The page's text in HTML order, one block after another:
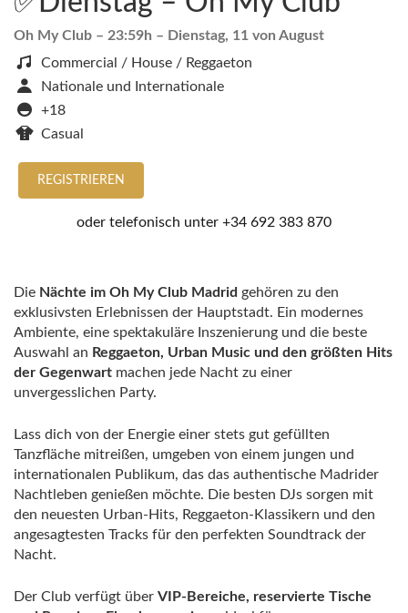
Oh My Club – 23:59h – Dienstag, 11 von August
Commercial / House / Reggaeton
Nationale und Internationale
+18
Casual
REGISTRIEREN
oder telefonisch unter +34 692 383 870
Die Nächte im Oh My Club Madrid gehören zu den
exklusivsten Erlebnissen der Hauptstadt. Ein modernes
Ambiente, eine spektakuläre Inszenierung und die beste
Auswahl an Reggaeton, Urban Music und den größten Hits
der Gegenwart machen jede Nacht zu einer
unvergesslichen Party.
Lass dich von der Energie einer stets gut gefüllten
Tanzfläche mitreißen, umgeben von einem jungen und
internationalen Publikum, das das authentische Madrider
Nachtleben genießen möchte. Die besten DJs sorgen mit
den neuesten Urban-Hits, Reggaeton-Klassikern und den
angesagtesten Tracks für den perfekten Soundtrack der
Nacht.
Der Club verfügt über VIP-Bereiche, reservierte Tische